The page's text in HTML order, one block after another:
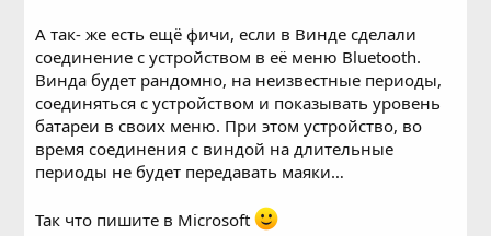
А так- же есть ещё фичи, если в Винде сделали
соединение с устройством в её меню Bluetooth.
Винда будет рандомно, на неизвестные периоды,
соединяться с устройством и показывать уровень
батареи в своих меню. При этом устройство, во
время соединения с виндой на длительные
периоды не будет передавать маяки…
Так что пишите в Microsoft